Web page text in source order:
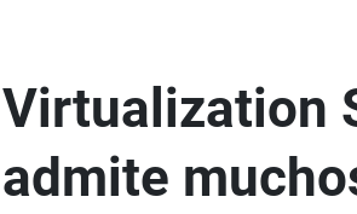
Virtualization
admite